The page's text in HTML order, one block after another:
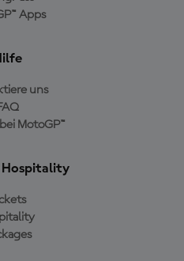
Apps
uns
MotoGP™
Hospitality